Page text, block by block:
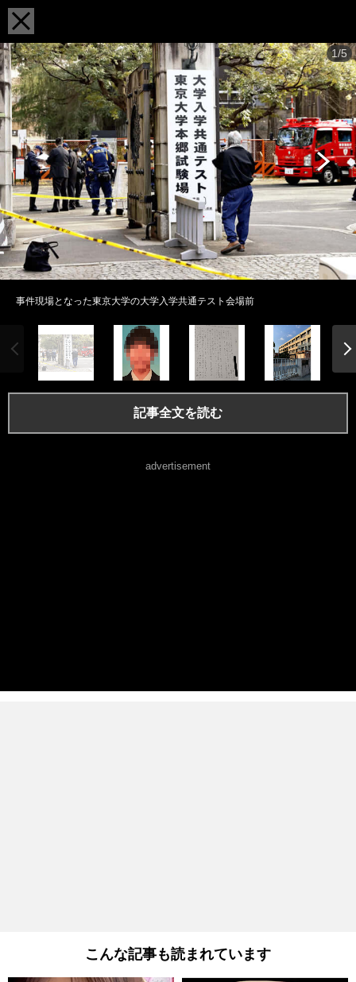
1/5
事件現場となった東京大学の大学入学共通テスト会場前
記事全文を読む
advertisement
こんな記事も読まれています